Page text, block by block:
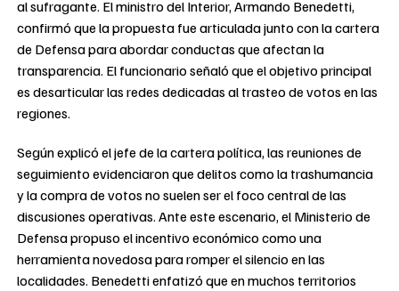
al sufragante. El ministro del Interior, Armando Benedetti,
confirmó que la propuesta fue articulada junto con la cartera
de Defensa para abordar conductas que afectan la
transparencia. El funcionario señaló que el objetivo principal
es desarticular las redes dedicadas al trasteo de votos en las
regiones.
Según explicó el jefe de la cartera política, las reuniones de
seguimiento evidenciaron que delitos como la trashumancia
y la compra de votos no suelen ser el foco central de las
discusiones operativas. Ante este escenario, el Ministerio de
Defensa propuso el incentivo económico como una
herramienta novedosa para romper el silencio en las
localidades. Benedetti enfatizó que en muchos territorios